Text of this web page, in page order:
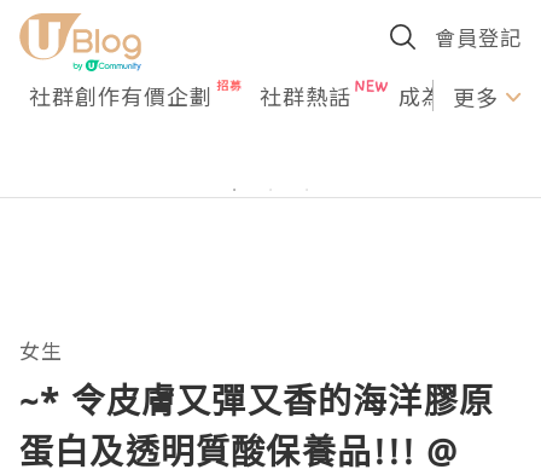
會員登記
社群創作有價企劃 社群熱話 成為U更多
女生
~* 令皮膚又彈又香的海洋膠原
蛋白及透明質酸保養品!!! @